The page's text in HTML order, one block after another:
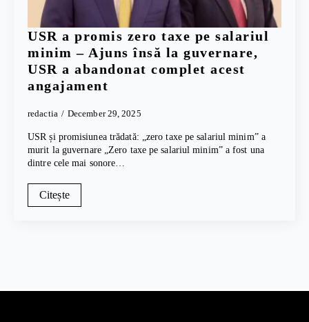
USR a promis zero taxe pe salariul
minim – Ajuns însă la guvernare,
USR a abandonat complet acest
angajament
redactia December 29, 2025
USR și promisiunea trădată: „zero taxe pe salariul minim” a
murit la guvernare „Zero taxe pe salariul minim” a fost una
dintre cele mai sonore…
Citește